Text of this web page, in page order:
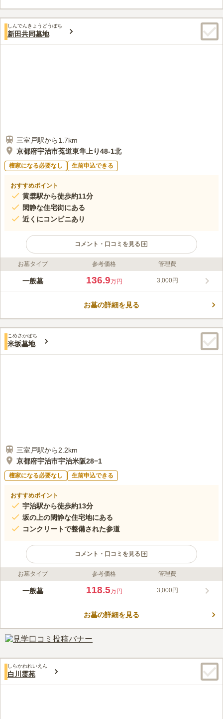
口コミ評価
この霊園はまだ誰からも評価されていません。
しんでんきょうどうぼち
新田共同墓地
三室戸駅から1.7km
京都府宇治市菟道東隼上り48-1北
檀家になる必要なし 生前申込できる
おすすめポイント
黄檗駅から徒歩約11分
閑静な住宅街にある
近くにコンビニあり
コメント・口コミを見る
ライフドット編集部のコメント
JR奈良線「黄檗駅」から徒歩約11分、「羽戸山2丁目バス停」か
際にも足元がすべりにくくなっています。新田居住者もしくは旧
口コミ評価
この霊園はまだ誰からも評価されていません。
お墓タイプ 参考価格 管理費
一般墓 136.9万円 3,000円
お墓の詳細を見る
こめさかぼち
米坂墓地
三室戸駅から2.2km
京都府宇治市宇治米阪28−1
檀家になる必要なし 生前申込できる
おすすめポイント
宇治駅から徒歩約13分
坂の上の閑静な住宅地にある
コンクリートで整備された参道
コメント・口コミを見る
ライフドット編集部のコメント
JR奈良線「宇治駅」から歩いて13分ほどの、駅から徒歩圏内に
なっています。住宅街にありながらも、坂の上に位置しているた
できるため、どなたでも申し込むことができます。
口コミ評価
お墓タイプ 参考価格 管理費
一般墓 118.5万円 3,000円
お墓の詳細を見る
しらかわれいえん
白川霊苑